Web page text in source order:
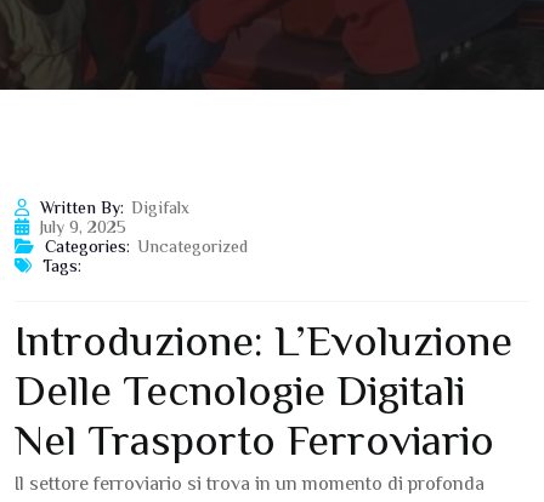
Written By: Digifalx
July 9, 2025
Categories: Uncategorized
Tags:
Introduzione: L’Evoluzione
Delle Tecnologie Digitali
Nel Trasporto Ferroviario
Il settore ferroviario si trova in un momento di profonda